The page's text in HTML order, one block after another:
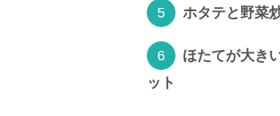
ホタテと野菜
ほたてが大き
ット